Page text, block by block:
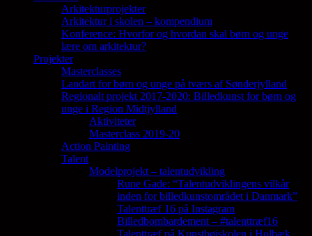
Arkitekturprojekter
Arkitektur i skolen – kompendium
Konference: Hvorfor og hvordan skal børn og unge
lære om arkitektur?
Projekter
Masterclasses
Landart for børn og unge på tværs af Sønderjylland
Regionalt projekt 2017-2020: Billedkunst for børn og
unge i Region Midtjylland
Aktiviteter
Masterclass 2019-20
Action Painting
Talent
Modelprojekt – talentudvikling
Rune Gade: “Talentudviklingens vilkår
inden for billedkunstområdet i Danmark”
Talenttræf 16 på Instagram
Billedbombardement – #talenttræf16